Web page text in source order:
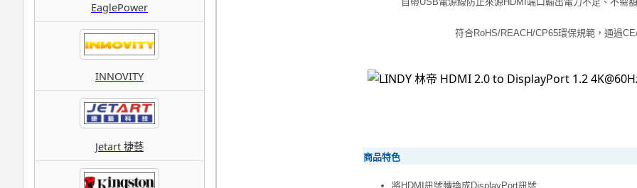
EaglePower
INNOVITY
Jetart 捷藝
符合RoHS/REACH/CP65環保規範，通過
商品特色
將HDMI訊號轉換成DisplayPort訊號